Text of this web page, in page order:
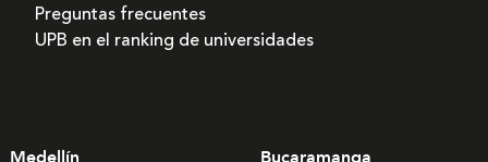
Preguntas frecuentes
UPB en el ranking de universidades